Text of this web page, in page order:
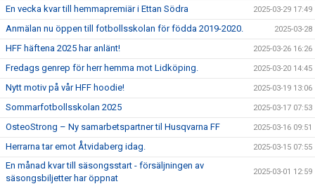
En vecka kvar till hemmapremiär i Ettan Södra 2025-03-29 17:49
Anmälan nu öppen till fotbollsskolan för födda 2019-2020. 2025-03-28
HFF häftena 2025 har anlänt! 2025-03-26 16:26
Fredags genrep för herr hemma mot Lidköping. 2025-03-20 14:45
Nytt motiv på vår HFF hoodie! 2025-03-19 13:06
Sommarfotbollsskolan 2025 2025-03-17 07:53
OsteoStrong – Ny samarbetspartner til Husqvarna FF 2025-03-16 09:51
Herrarna tar emot Åtvidaberg idag. 2025-03-15 07:55
En månad kvar till säsongsstart - försäljningen av
säsongsbiljetter har öppnat
2025-03-01 12:59